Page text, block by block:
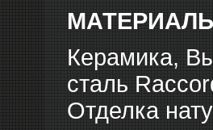
Керамика,
сталь
Отделка